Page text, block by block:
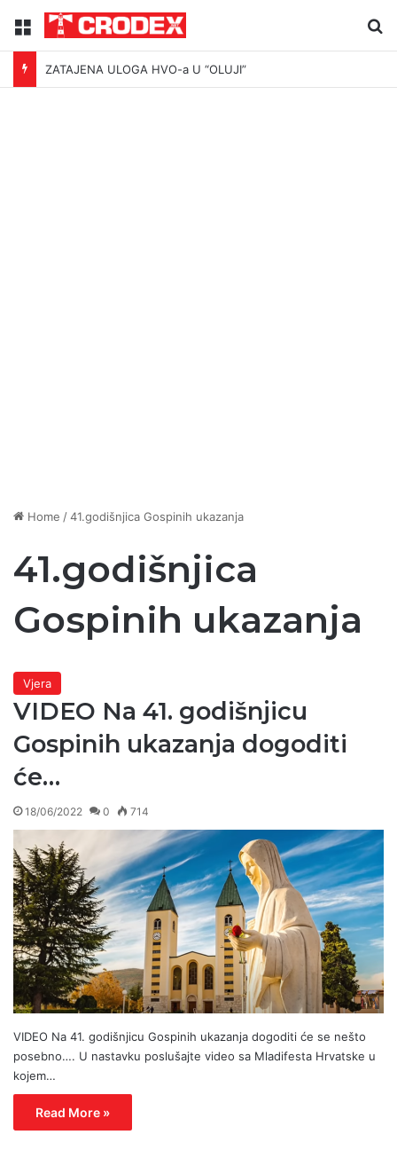
Menu
ZATAJENA ULOGA HVO-a U “OLUJI”
Home /41.godišnjica Gospinih ukazanja
41.godišnjica
Gospinih ukazanja
Vjera
VIDEO Na 41. godišnjicu
Gospinih ukazanja dogoditi
će…
18/06/2022 0 714
VIDEO Na 41. godišnjicu Gospinih ukazanja dogoditi će se nešto
posebno…. U nastavku poslušajte video sa Mladifesta Hrvatske u
kojem…
Read More »